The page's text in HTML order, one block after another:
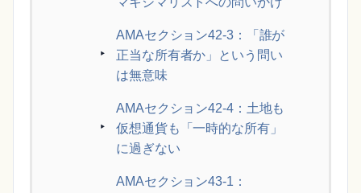
AMAセクション42-3：「誰が
正当な所有者か」という問い
は無意味
AMAセクション42-4：土地も
仮想通貨も「一時的な所有」
に過ぎない
AMAセクション43-1：